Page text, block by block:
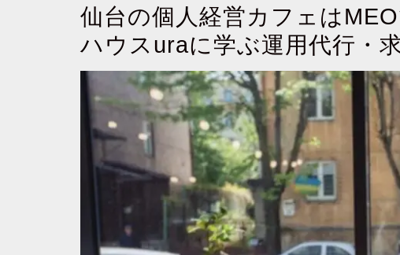
仙台の個人経営カフェは
ハウスuraに学ぶ運用代行・